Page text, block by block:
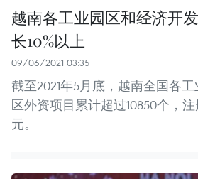
越南各工业园区和经济开
长10%以上
09/06/2021 03:35
截至2021年5月底，越南全国各
区外资项目累计超过10850个，
元。